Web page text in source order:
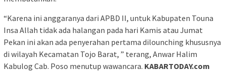
“Karena ini anggaranya dari APBD II, untuk Kabupaten Touna
Insa Allah tidak ada halangan pada hari Kamis atau Jumat
Pekan ini akan ada penyerahan pertama dilounching khususnya
di wilayah Kecamatan Tojo Barat, ” terang, Anwar Halim
Kabulog Cab. Poso menutup wawancara. KABARTODAY.com